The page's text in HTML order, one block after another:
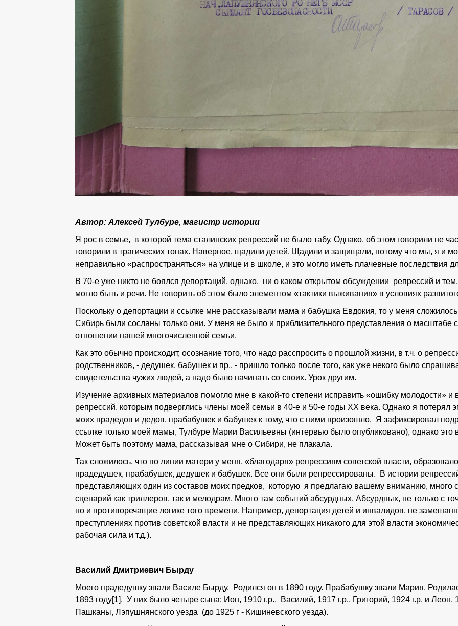
Автор: Алексей Тулбуре, магистр истории
Я рос в семье, в которой тема сталинских репрессий не было табу. Однако, об этом говорили не
говорили в трагических тонах. Наверное, щадили детей. Щадили и защищали, потому что мы, я и
неправильно «распространяться» на улице и в школе, и это могло иметь плачевные последствия
В 70-е уже никто не боялся депортаций, однако, ни о каком открытом обсуждении репрессий и
могло быть и речи. Не говорить об этом было элементом «тактики выживания» в условиях
Поскольку о депортации и ссылке мне рассказывали мама и бабушка Евдокия, то у меня
Сибирь были сосланы только они. У меня не было и приблизительного представления о масштабе
отношении нашей многочисленной семьи.
Как это обычно происходит, осознание того, что надо расспросить о прошлой жизни, в т.ч. о
родственников, - дедушек, бабушек и пр., - пришло только после того, как уже некого было
свидетельства чужих людей, а надо было начинать со своих. Урок другим.
Изучение архивных материалов помогло мне в какой-то степени исправить «ошибку молодости» и
репрессий, которым подверглись члены моей семьи в 40-е и 50-е годы ХХ века. Однако я потерял
моих прадедов и дедов, прабабушек и бабушек к тому, что с ними произошло. Я зафиксировал
ссылке только моей мамы, Тулбуре Марии Васильевны (интервью было опубликовано), однако это
Может быть поэтому мама, рассказывая мне о Сибири, не плакала.
Так сложилось, что по линии матери у меня, «благодаря» репрессиям советской власти,
прадедушек, прабабушек, дедушек и бабушек. Все они были репрессированы. В истории
представляющих один из составов моих предков, которую я предлагаю вашему вниманию, много
сценарий как триллеров, так и мелодрам. Много там событий абсурдных. Абсурдных, не только с
но и противоречащие логике того времени. Например, депортация детей и инвалидов, не
преступлениях против советской власти и не представляющих никакого для этой власти
рабочая сила и т.д.).
Василий Дмитриевич Бырду
Моего прадедушку звали Василе Бырду. Родился он в 1890 году. Прабабушку звали Мария.
1893 году[1]. У них было четыре сына: Ион, 1910 г.р., Василий, 1917 г.р., Григорий, 1924 г.р. и Леон,
Пашканы, Лэпушнянского уезда (до 1925 г - Кишиневского уезда).